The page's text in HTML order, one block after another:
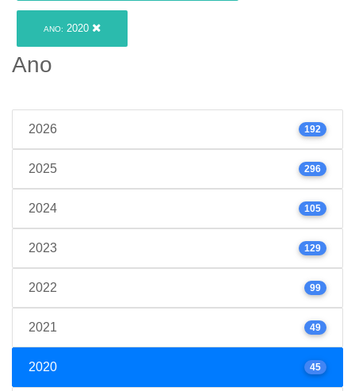
ANO: 2020
Ano
2026 192
2025 296
2024 105
2023 129
2022 99
2021 49
2020 45